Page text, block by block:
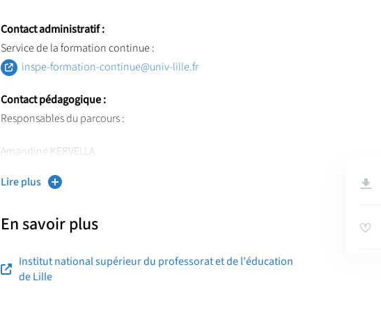
Contact administratif :
Service de la formation continue :
inspe-formation-continue@univ-lille.fr
Contact pédagogique :
Responsables du parcours :
Amandine KERVELLA
amandine.kervella
Lire plus
En savoir plus
Institut national supérieur du professorat et de l'éducation
de Lille